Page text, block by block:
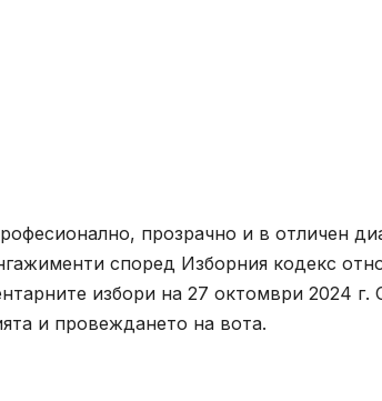
прозрачно и в отличен
според Изборния кодекс
избори на 27 октомври 2024 г.
и провеждането на вота.